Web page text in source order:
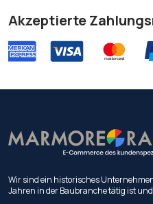
Akzeptierte
Wir sind ein historisches
Jahren in der Baubranche tätig ist